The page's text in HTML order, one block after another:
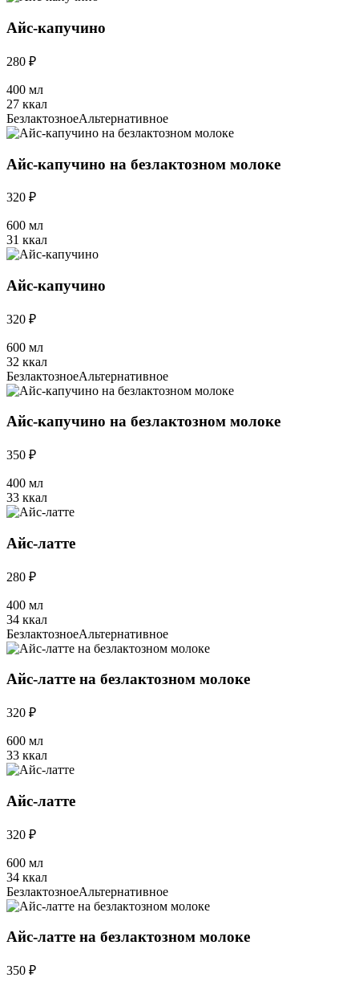
Айс-капучино
280 ₽
400 мл
27 ккал
БезлактозноеАльтернативное
Айс-капучино на безлактозном молоке
320 ₽
600 мл
31 ккал
Айс-капучино
320 ₽
600 мл
32 ккал
БезлактозноеАльтернативное
Айс-капучино на безлактозном молоке
350 ₽
400 мл
33 ккал
Айс-латте
280 ₽
400 мл
34 ккал
БезлактозноеАльтернативное
Айс-латте на безлактозном молоке
320 ₽
600 мл
33 ккал
Айс-латте
320 ₽
600 мл
34 ккал
БезлактозноеАльтернативное
Айс-латте на безлактозном молоке
350 ₽